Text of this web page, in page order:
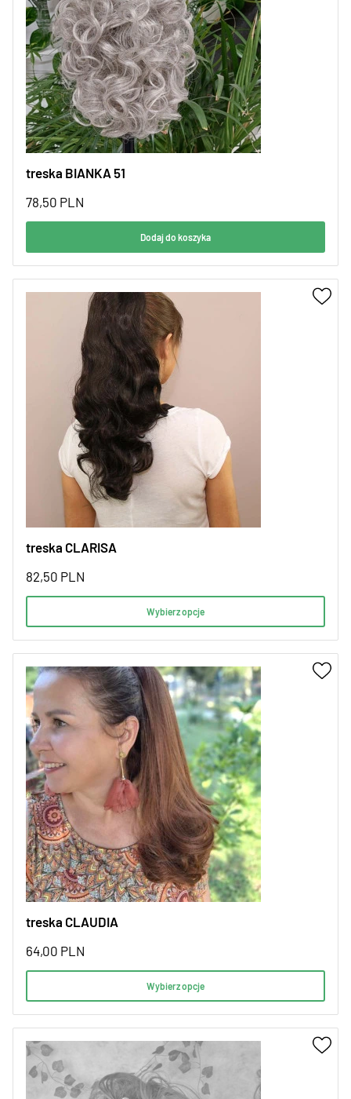
treska BIANKA 51
78,50 PLN
Dodaj do koszyka
treska CLARISA
82,50 PLN
Wybierz opcje
treska CLAUDIA
64,00 PLN
Wybierz opcje